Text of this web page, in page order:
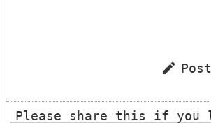

Please share this if